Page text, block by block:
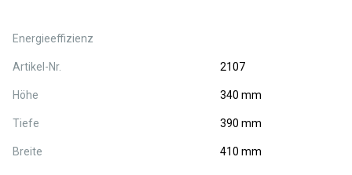
Energieeffizienz
Artikel-Nr. 2107
Höhe 340 mm
Tiefe 390 mm
Breite 410 mm